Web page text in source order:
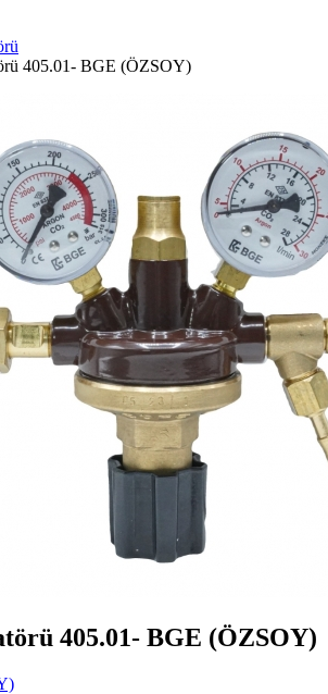
405.01- BGE (ÖZSOY)
405.01- BGE (ÖZSOY)